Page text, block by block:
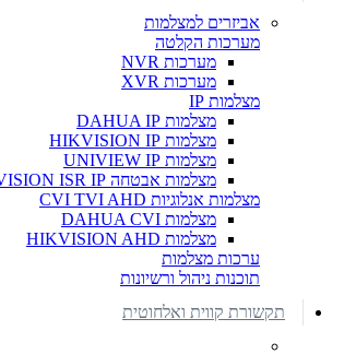
אביזרים למצלמות
מערכות הקלטה
מערכות NVR
מערכות XVR
מצלמות IP
מצלמות DAHUA IP
מצלמות HIKVISION IP
מצלמות UNIVIEW IP
מצלמות אבטחה PROVISION ISR IP
מצלמות אנלוגיות CVI TVI AHD
מצלמות DAHUA CVI
מצלמות HIKVISION AHD
ערכות מצלמות
תוכנות ניהול ורשיונות
תקשורת קווית ואלחוטית